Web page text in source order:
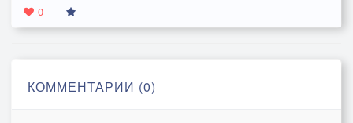
0
КОММЕНТАРИИ (0)